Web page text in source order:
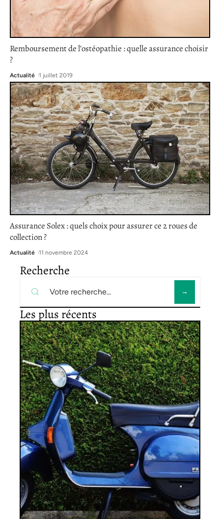
Remboursement de l’ostéopathie : quelle assurance choisir
?
Actualité 1 juillet 2019
Assurance Solex : quels choix pour assurer ce 2 roues de
collection ?
Actualité 11 novembre 2024
Recherche
Les plus récents